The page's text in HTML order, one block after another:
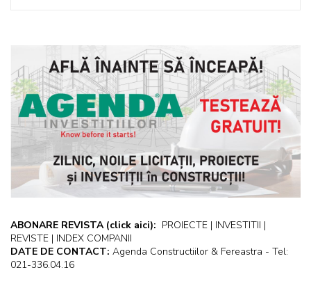
ABONARE REVISTA (click aici): PROIECTE | INVESTITII |
REVISTE | INDEX COMPANII
DATE DE CONTACT: Agenda Constructiilor & Fereastra - Tel:
021-336.04.16